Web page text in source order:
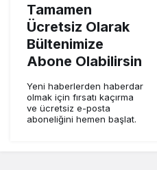
Tamamen
Ücretsiz Olarak
Bültenimize
Abone Olabilirsin
Yeni haberlerden haberdar
olmak için fırsatı kaçırma
ve ücretsiz e-posta
aboneliğini hemen başlat.